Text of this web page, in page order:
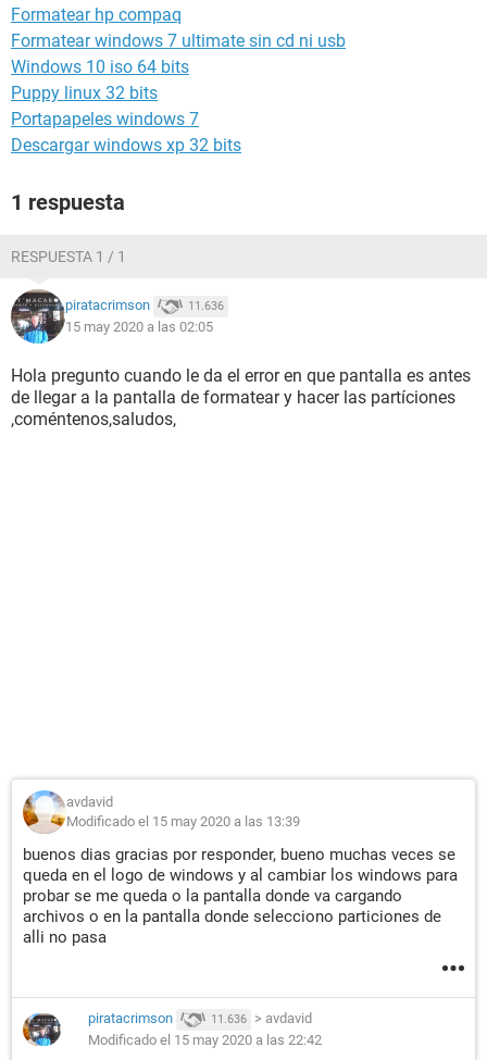
Formatear hp compaq
Formatear windows 7 ultimate sin cd ni usb
Windows 10 iso 64 bits
Puppy linux 32 bits
Portapapeles windows 7
Descargar windows xp 32 bits
1 respuesta
RESPUESTA 1 / 1
piratacrimson 11.636
15 may 2020 a las 02:05
Hola pregunto cuando le da el error en que pantalla es antes
de llegar a la pantalla de formatear y hacer las partíciones
,coméntenos,saludos,
avdavid
Modificado el 15 may 2020 a las 13:39
buenos dias gracias por responder, bueno muchas veces se
queda en el logo de windows y al cambiar los windows para
probar se me queda o la pantalla donde va cargando
archivos o en la pantalla donde selecciono particiones de
alli no pasa
piratacrimson 11.636 > avdavid
Modificado el 15 may 2020 a las 22:42